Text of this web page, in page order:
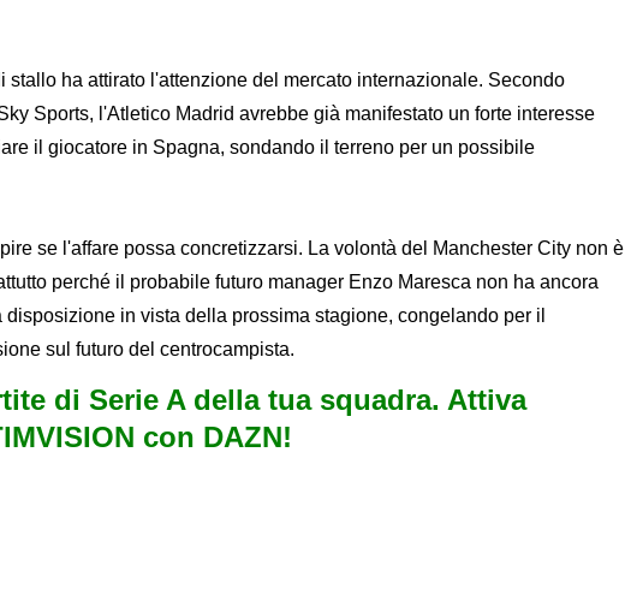
stallo ha attirato l'attenzione del mercato internazionale. Secondo
Sports, l'Atletico Madrid avrebbe già manifestato un forte interesse
il giocatore in Spagna, sondando il terreno per un possibile
se l'affare possa concretizzarsi. La volontà del Manchester City non è
perché il probabile futuro manager Enzo Maresca non ha ancora
in vista della prossima stagione, congelando per il
sul futuro del centrocampista.
di Serie A della tua squadra. Attiva
con DAZN!